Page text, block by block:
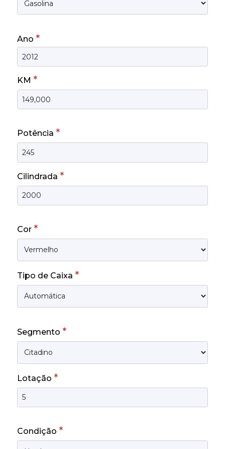
Ano *
KM *
Potência *
Cilindrada *
Cor *
Tipo de Caixa *
Segmento *
Lotação *
Condição *